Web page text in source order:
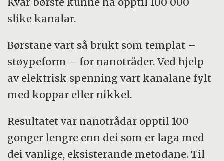
slike kanalar.
Børstane vart så brukt som templat –
støypeform – for nanotråder. Ved hjelp
av elektrisk spenning vart kanalane fylt
med koppar eller nikkel.
Resultatet var nanotrådar opptil 100
gonger lengre enn dei som er laga med
dei vanlige, eksisterande metodane. Til